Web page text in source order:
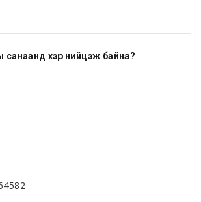
санаанд хэр нийцэж байна?